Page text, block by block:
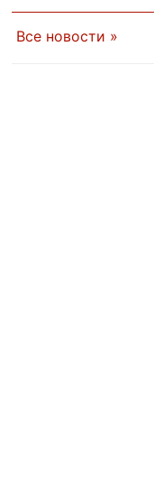
Все новости »